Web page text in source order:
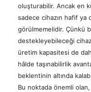
oluşturabilir. Ancak en
sadece cihazın hafif ya
görülmemelidir. Çünkü
destekleyebileceği
üretim kapasitesi de
hâlde taşınabilirlik
beklentinin altında
Bu noktada önemli